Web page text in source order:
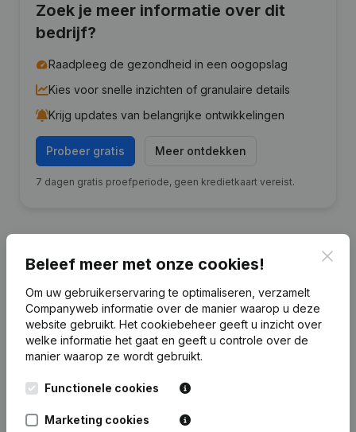
Zoek je meer informatie over dit
bedrijf?
Raadpleeg de gezondheid in een oogopslag
Kies voor snelle inzichten of granulaire details
Krijg updates van belangrijke ontwikkelingen
Probeer gratis Meer ontdekken
7 dagen gratis proefperiode, geen kredietkaart vereist.
Financiële gegevens van Monim
2021 2020 2019
Eigen
vermogen
€1.770.784 €
Beleef meer met onze cookies!
Om uw gebruikerservaring te optimaliseren, verzamelt
Companyweb informatie over de manier waarop u deze
website gebruikt. Het cookiebeheer geeft u inzicht over
welke informatie het gaat en geeft u controle over de
manier waarop ze wordt gebruikt.
Functionele cookies
Marketing cookies